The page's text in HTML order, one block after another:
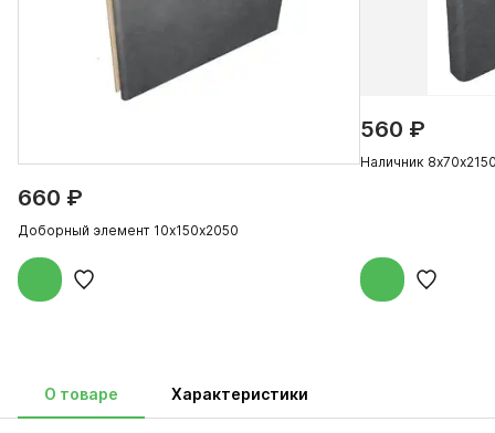
660 ₽
Доборный элемент 10х150х2050
560 ₽
Наличник
О товаре Характеристики